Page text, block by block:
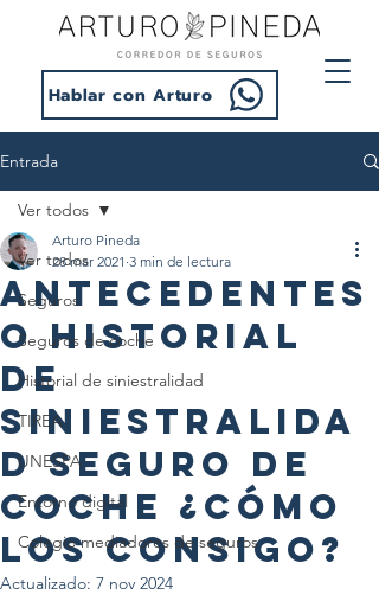
Hablar con Arturo
Entrada
Ver todos
Seguros
Seguros de coche
Historial de siniestralidad
TIREA
UNESPA
Entorno digital
Colegio mediadores de seguros
Ver todos
Antecedentes
o historial
de
siniestralida
d seguro de
coche ¿Cómo
los consigo?
Arturo Pineda
28 mar 2021 3 min de lectura
Actualizado: 7 nov 2024